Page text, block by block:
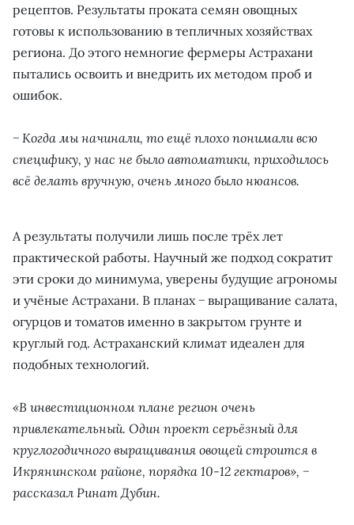
рецептов. Результаты проката семян овощных
готовы к использованию в тепличных хозяйствах
региона. До этого немногие фермеры Астрахани
пытались освоить и внедрить их методом проб и
ошибок.
− Когда мы начинали, то ещё плохо понимали всю
специфику, у нас не было автоматики, приходилось
всё делать вручную, очень много было нюансов.
А результаты получили лишь после трёх лет
практической работы. Научный же подход сократит
эти сроки до минимума, уверены будущие агрономы
и учёные Астрахани. В планах − выращивание салата,
огурцов и томатов именно в закрытом грунте и
круглый год. Астраханский климат идеален для
подобных технологий.
«В инвестиционном плане регион очень
привлекательный. Один проект серьёзный для
круглогодичного выращивания овощей строится в
Икрянинском районе, порядка 10-12 гектаров», −
рассказал Ринат Дубин.